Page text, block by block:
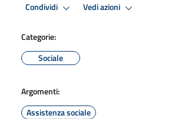
Condividi Vedi azioni
Categorie:
Sociale
Argomenti:
Assistenza sociale